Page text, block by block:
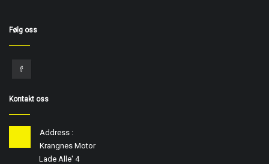
Følg oss
Kontakt oss
Address :
Krangnes Motor
Lade Alle' 4